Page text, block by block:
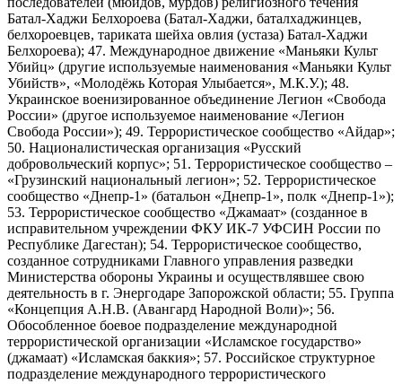
Батал-Хаджи Белхороева (Батал-Хаджи, баталхаджинцев,
белхороевцев, тариката шейха овлия (устаза) Батал-Хаджи
Белхороева); 47. Международное движение «Маньяки Культ
Убийц» (другие используемые наименования «Маньяки Культ
Убийств», «Молодёжь Которая Улыбается», М.К.У.); 48.
Украинское военизированное объединение Легион «Свобода
России» (другое используемое наименование «Легион
Свобода России»); 49. Террористическое сообщество «Айдар»;
50. Националистическая организация «Русский
добровольческий корпус»; 51. Террористическое сообщество –
«Грузинский национальный легион»; 52. Террористическое
сообщество «Днепр-1» (батальон «Днепр-1», полк «Днепр-1»);
53. Террористическое сообщество «Джамаат» (созданное в
исправительном учреждении ФКУ ИК-7 УФСИН России по
Республике Дагестан); 54. Террористическое сообщество,
созданное сотрудниками Главного управления разведки
Министерства обороны Украины и осуществлявшее свою
деятельность в г. Энергодаре Запорожской области; 55. Группа
«Концепция А.Н.В. (Авангард Народной Воли)»; 56.
Обособленное боевое подразделение международной
террористической организации «Исламское государство»
(джамаат) «Исламская баккия»; 57. Российское структурное
подразделение международного террористического